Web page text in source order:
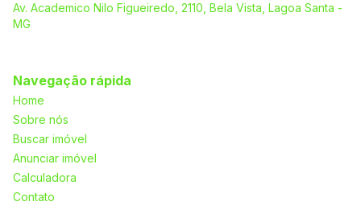
Av. Academico Nilo Figueiredo, 2110, Bela Vista, Lagoa Santa -
MG
Navegação rápida
Home
Sobre nós
Buscar imóvel
Anunciar imóvel
Calculadora
Contato